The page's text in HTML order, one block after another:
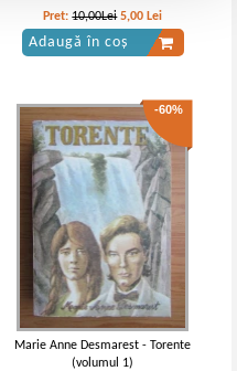
Pret:10,00Lei 5,00 Lei
Adaugă în coș
-60%
Marie Anne Desmarest - Torente
(volumul 1)